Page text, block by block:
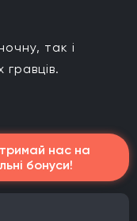
так і
нас на
бонуси!